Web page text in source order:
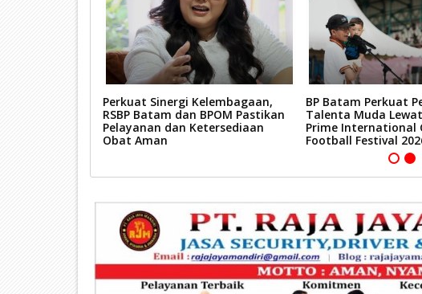
Perkuat Sinergi Kelembagaan,
RSBP Batam dan BPOM Pastikan
Pelayanan dan Ketersediaan
Obat Aman
BP Batam Perkuat
Talenta Muda
Prime International
Football Festival